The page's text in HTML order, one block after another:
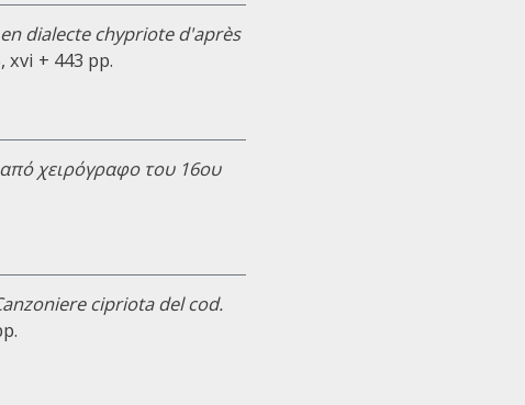
dialecte chypriote d'après
xvi + 443 pp.
χειρόγραφο του 16ου
cipriota del cod.